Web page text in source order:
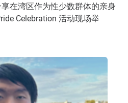
在湾区作为性少数群体的亲身
Celebration 活动现场举